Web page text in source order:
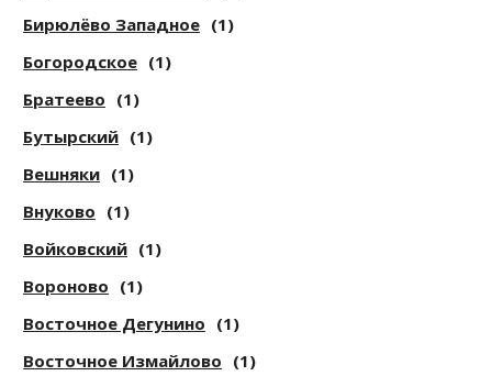
Бирюлёво Западное (1)
Богородское (1)
Братеево (1)
Бутырский (1)
Вешняки (1)
Внуково (1)
Войковский (1)
Вороново (1)
Восточное Дегунино (1)
Восточное Измайлово (1)